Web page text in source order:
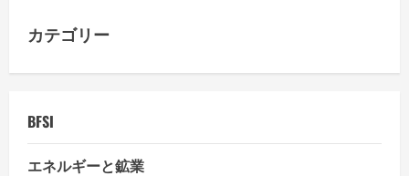
a
o
カテゴリー
BFSI
エネルギーと鉱業